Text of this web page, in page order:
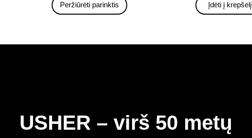
Peržiūrėti parinktis Įdėti į krepšelį
USHER – virš 50 metų